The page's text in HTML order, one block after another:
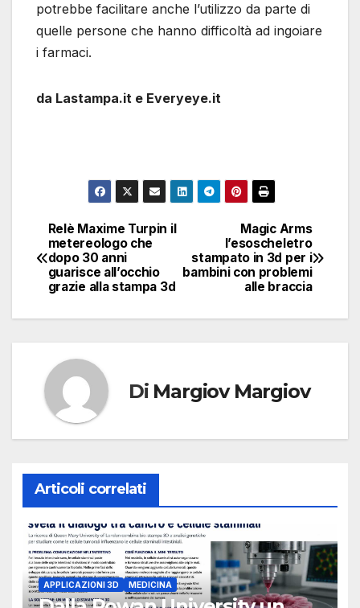
potrebbe facilitare anche l’utilizzo da parte di
quelle persone che hanno difficoltà ad ingoiare
i farmaci.
da Lastampa.it e Everyeye.it
Navigazione
articoli
Magic Arms
l’esoscheletro
stampato in 3d per i
bambini con problemi
alle braccia
Relè Maxime Turpin il
metereologo che
dopo 30 anni
guarisce all’occhio
grazie alla stampa 3d
Di Margiov Margiov
Articoli correlati
APPLICAZIONI 3D MEDICINA